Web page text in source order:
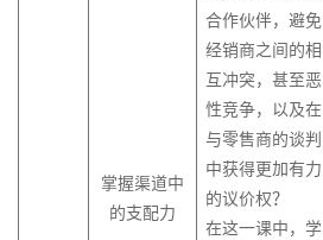
掌握渠道中
的支配力
合作伙伴，避免
经销商之间的相
互冲突，甚至恶
性竞争，以及在
与零售商的谈判
中获得更加有力
的议价权？
在这一课中，学